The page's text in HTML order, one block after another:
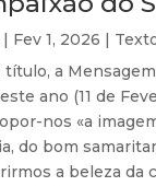
| Fev 1, 2026 |
título, a
ano (11 de
nos «a
do bom
a beleza da